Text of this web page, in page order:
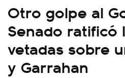
Otro golpe al
Senado ratificó
vetadas sobre
y Garrahan